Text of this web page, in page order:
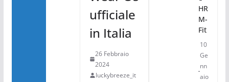
ufficiale
in Italia
26 Febbraio
2024
luckybreeze_it
HR
M-
Fit
10
Ge
nn
aio